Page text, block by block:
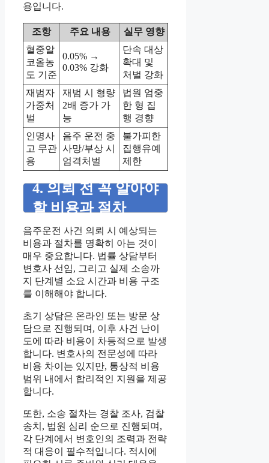
용입니다.
조항 주요 내용
실무 영향
혈중알
코올농
도 기준
0.05% →
0.03% 강화
단속 대상
확대 및
처벌 강화
재범자
가중처
벌
재범 시 형량
2배 증가 가
능
법원 엄중
한 형 집
행 경향
인명사
고 무관
용
음주 운전 중
사망/부상 시
엄격처벌
불가피한
집행유예
제한
4. 의뢰 전 꼭 알아야
할 비용과 절차
음주운전 사건 의뢰 시 예상되는
비용과 절차를 명확히 아는 것이
매우 중요합니다. 법률 상담부터
변호사 선임, 그리고 실제 소송까
지 단계별 소요 시간과 비용 구조
를 이해해야 합니다.
초기 상담은 온라인 또는 방문 상
담으로 진행되며, 이후 사건 난이
도에 따라 비용이 차등적으로 발생
합니다. 변호사의 전문성에 따라
비용 차이는 있지만, 통상적 비용
범위 내에서 합리적인 지원을 제공
합니다.
또한, 소송 절차는 경찰 조사, 검찰
송치, 법원 심리 순으로 진행되며,
각 단계에서 변호인의 조력과 전략
적 대응이 필수적입니다. 적시에